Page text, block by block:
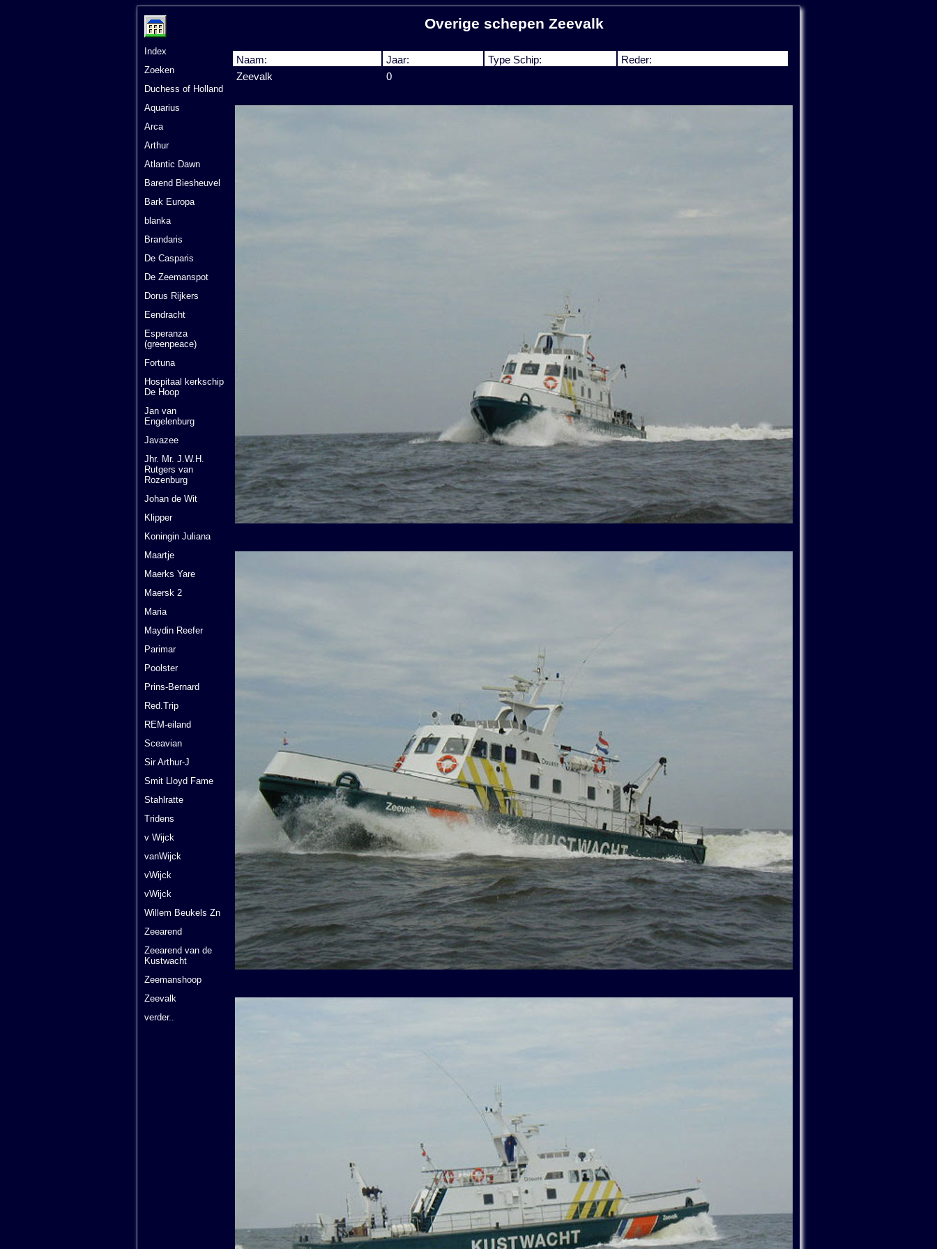
Index
Zoeken
Duchess of Holland
Aquarius
Arca
Arthur
Atlantic Dawn
Barend Biesheuvel
Bark Europa
blanka
Brandaris
De Casparis
De Zeemanspot
Dorus Rijkers
Eendracht
Esperanza
(greenpeace)
Fortuna
Hospitaal kerkschip
De Hoop
Jan van
Engelenburg
Javazee
Jhr. Mr. J.W.H.
Rutgers van
Rozenburg
Johan de Wit
Klipper
Koningin Juliana
Maartje
Maerks Yare
Maersk 2
Maria
Maydin Reefer
Parimar
Poolster
Prins-Bernard
Red.Trip
REM-eiland
Sceavian
Sir Arthur-J
Smit Lloyd Fame
Stahlratte
Tridens
v Wijck
vanWijck
vWijck
vWijck
Willem Beukels Zn
Zeearend
Zeearend van de
Kustwacht
Zeemanshoop
Zeevalk
verder..
Overige schepen Zeevalk
Naam: Jaar: Type Schip:
Reder:
Zeevalk
0